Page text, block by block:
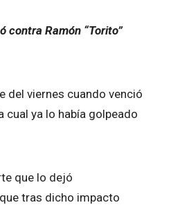
contra Ramón “Torito”
del viernes cuando venció
cual ya lo había golpeado
que lo dejó
tras dicho impacto